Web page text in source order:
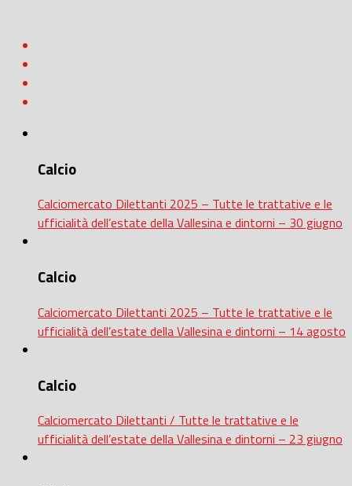
Calcio
Calciomercato Dilettanti 2025 – Tutte le trattative e le
ufficialità dell’estate della Vallesina e dintorni – 30 giugno
Calcio
Calciomercato Dilettanti 2025 – Tutte le trattative e le
ufficialità dell’estate della Vallesina e dintorni – 14 agosto
Calcio
Calciomercato Dilettanti / Tutte le trattative e le
ufficialità dell’estate della Vallesina e dintorni – 23 giugno